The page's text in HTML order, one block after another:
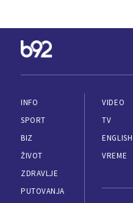
INFO
SPORT
BIZ
ŽIVOT
ZDRAVLJE
PUTOVANJA
VIDEO
TV
ENGLISH
VREME